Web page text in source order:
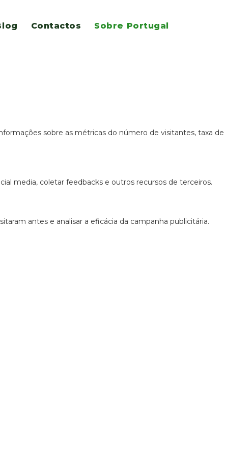
acesso a todas as funcionalidades.
sobre as métricas do número de visitantes, taxa de
media, coletar feedbacks e outros recursos de terceiros.
antes e analisar a eficácia da campanha publicitária.
Contactos Sobre Portugal